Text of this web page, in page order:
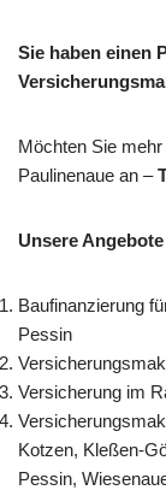
Sie haben einen
Möchten Sie
Paulinenaue an –
Unsere
Baufinanzierung
Pessin
Versicherung im
Kotzen, Kleßen-
Pessin,